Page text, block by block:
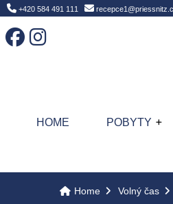
Home+420 584 491 111
HOME POBYTY
Home Volný čas